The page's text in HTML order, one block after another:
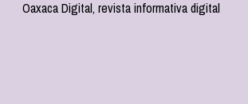
Oaxaca Digital, revista informativa digital